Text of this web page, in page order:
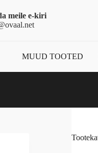
meile e-kiri
MUUD TOOTED